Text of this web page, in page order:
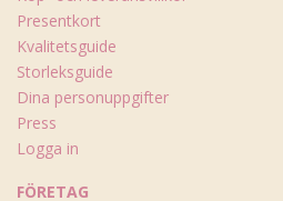
Presentkort
Kvalitetsguide
Storleksguide
Dina personuppgifter
Press
Logga in
FÖRETAG